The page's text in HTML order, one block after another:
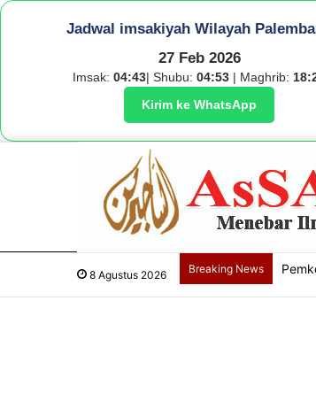
Jadwal imsakiyah Wilayah
27 Feb 2026
Imsak: 04:43| Shubu: 04:53 | Maghrib:
Kirim ke WhatsApp
8 Agustus 2026 Breaking News